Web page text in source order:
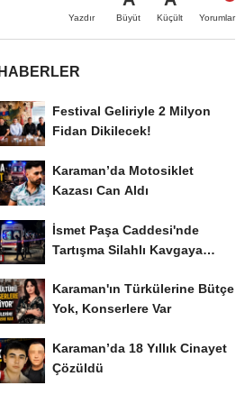
Yazdır Büyüt Küçült Yorumlar
Festival Geliriyle 2 Milyon
Fidan Dikilecek!
Karaman’da Motosiklet
Kazası Can Aldı
İsmet Paşa Caddesi'nde
Tartışma Silahlı Kavgaya
Karaman'ın Türkülerine Bütçe
Yok, Konserlere Var
Karaman’da 18 Yıllık Cinayet
Çözüldü